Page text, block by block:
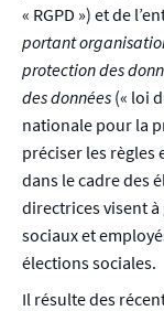
« RGPD ») et de
portant
protection des
des données (« loi
nationale pour la
préciser les règles
dans le cadre des
directrices visent
sociaux et
élections sociales.
Il résulte des